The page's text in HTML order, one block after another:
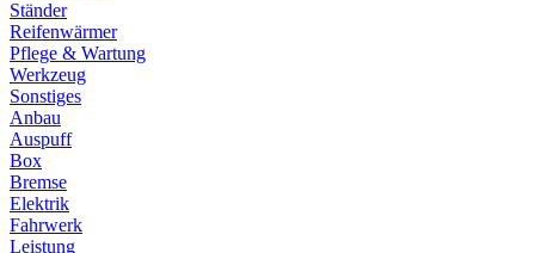
Ständer
Reifenwärmer
Pflege & Wartung
Werkzeug
Sonstiges
Anbau
Auspuff
Box
Bremse
Elektrik
Fahrwerk
Leistung